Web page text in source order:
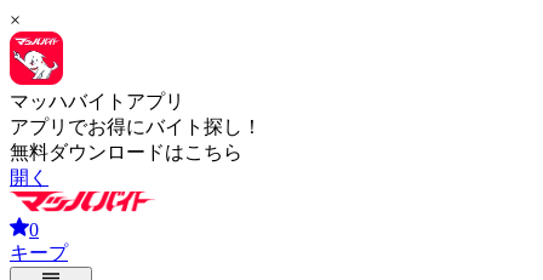
×
マッハバイトアプリ
アプリでお得にバイト探し！
無料ダウンロードはこちら
開く
0
キープ